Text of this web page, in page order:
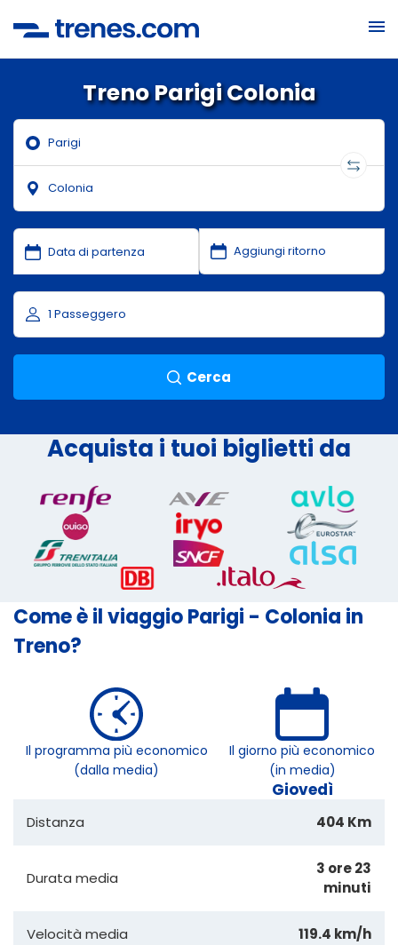
Treno Parigi Colonia
Cerca
Acquista i tuoi biglietti da
Come è il viaggio Parigi - Colonia in
Treno?
Il programma più economico
(dalla media)
Il giorno più economico
(in media)
Giovedì
Distanza 404 Km
Durata media
3 ore 23
minuti
Velocità media 119.4 km/h